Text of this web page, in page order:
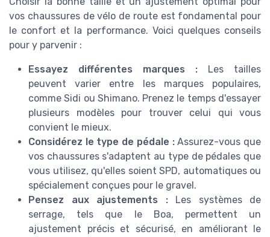
vos chaussures de vélo de route est fondamental pour
le confort et la performance. Voici quelques conseils
pour y parvenir :
Essayez différentes marques : Les tailles
peuvent varier entre les marques populaires,
comme Sidi ou Shimano. Prenez le temps d'essayer
plusieurs modèles pour trouver celui qui vous
convient le mieux.
Considérez le type de pédale :Assurez-vous que
vos chaussures s'adaptent au type de pédales que
vous utilisez, qu'elles soient SPD, automatiques ou
spécialement conçues pour le gravel.
Pensez aux ajustements :Les systèmes de
serrage, tels que le Boa, permettent un
ajustement précis et sécurisé, en améliorant le